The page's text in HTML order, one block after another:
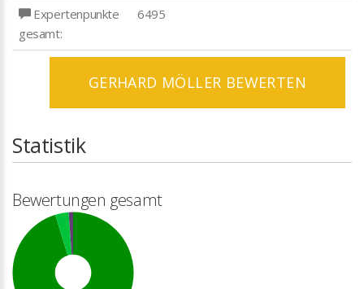
Expertenpunkte
gesamt:
6495
GERHARD MÖLLER BEWERTEN
Statistik
Bewertungen gesamt